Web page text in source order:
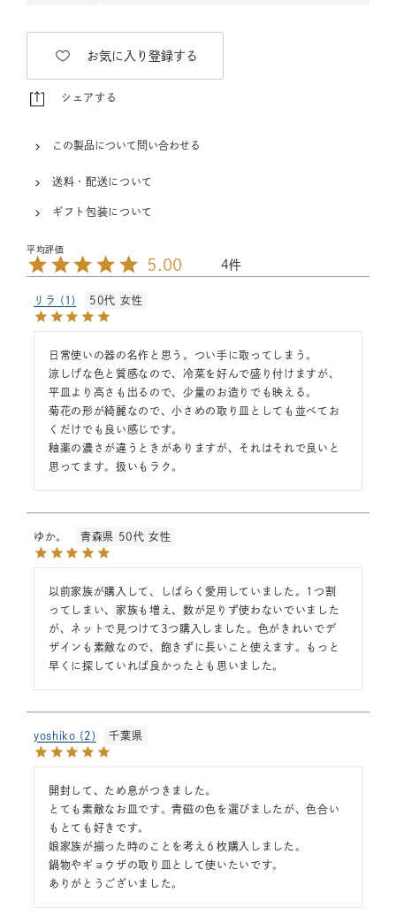
お気に入り登録する
シェアする
この製品について問い合わせる
送料・配送について
ギフト包装について
5.00 4
リラ 1 50代 女性
日常使いの器の名作と思う。つい手に取ってしまう。
涼しげな色と質感なので、冷菜を好んで盛り付けますが、
平皿より高さも出るので、少量のお造りでも映える。
菊花の形が綺麗なので、小さめの取り皿としても並べてお
くだけでも良い感じです。
釉薬の濃さが違うときがありますが、それはそれで良いと
思ってます。扱いもラク。
ゆか。 青森県 50代 女性
以前家族が購入して、しばらく愛用していました。1つ割
ってしまい、家族も増え、数が足りず使わないでいました
が、ネットで見つけて3つ購入しました。色がきれいでデ
ザインも素敵なので、飽きずに長いこと使えます。もっと
早くに探していれば良かったとも思いました。
yoshiko 2 千葉県
開封して、ため息がつきました。
とても素敵なお皿です。青磁の色を選びましたが、色合い
もとても好きです。
娘家族が揃った時のことを考え６枚購入しました。
鍋物やギョウザの取り皿として使いたいです。
ありがとうございました。